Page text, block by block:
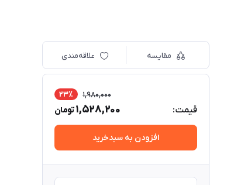
مقایسه علاقه‌مندی
قیمت:
1,980,000 23٪
1,528,200تومان
افزودن به سبدخرید